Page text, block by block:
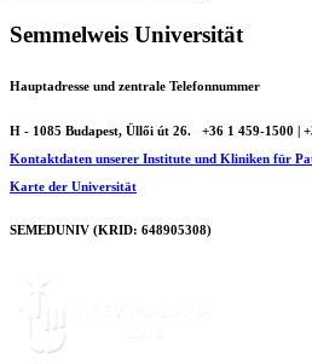
Semmelweis Universität
Hauptadresse und zentrale Telefonnummer
H - 1085 Budapest, Üllői út 26.
+36 1 459-1500 |
Kontaktdaten unserer Institute und Kliniken für
Karte der Universität
SEMEDUNIV (KRID: 648905308)